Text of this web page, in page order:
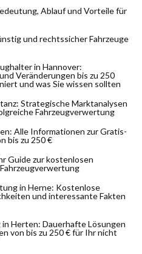
Ablauf und Vorteile für
und rechtssicher Fahrzeuge
in Hannover:
Veränderungen bis zu 250
und was Sie wissen sollten
Strategische Marktanalysen
Fahrzeugverwertung
Alle Informationen zur Gratis-
bis zu 250 €
Guide zur kostenlosen
in Herne: Kostenlose
und interessante Fakten
Herten: Dauerhafte Lösungen
von bis zu 250 € für Ihr nicht